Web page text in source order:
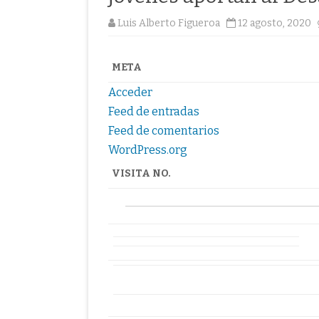
Luis Alberto Figueroa 12 agosto, 2020
META
Acceder
Feed de entradas
Feed de comentarios
WordPress.org
VISITA NO.